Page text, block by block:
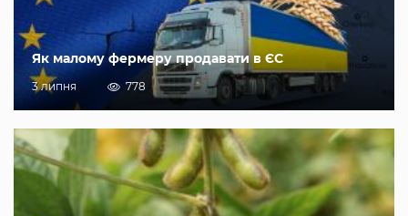
Як малому фермеру продавати в ЄС
3 липня 778